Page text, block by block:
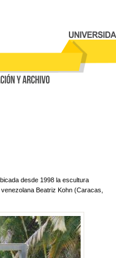
desde 1998 la escultura
Beatriz Kohn (Caracas,